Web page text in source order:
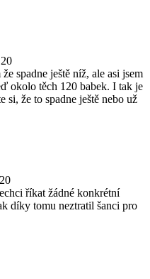
spadne ještě níž, ale asi jsem
okolo těch 120 babek. I tak je
si, že to spadne ještě nebo už
říkat žádné konkrétní
díky tomu neztratil šanci pro